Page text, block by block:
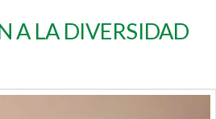
A LA DIVERSIDAD